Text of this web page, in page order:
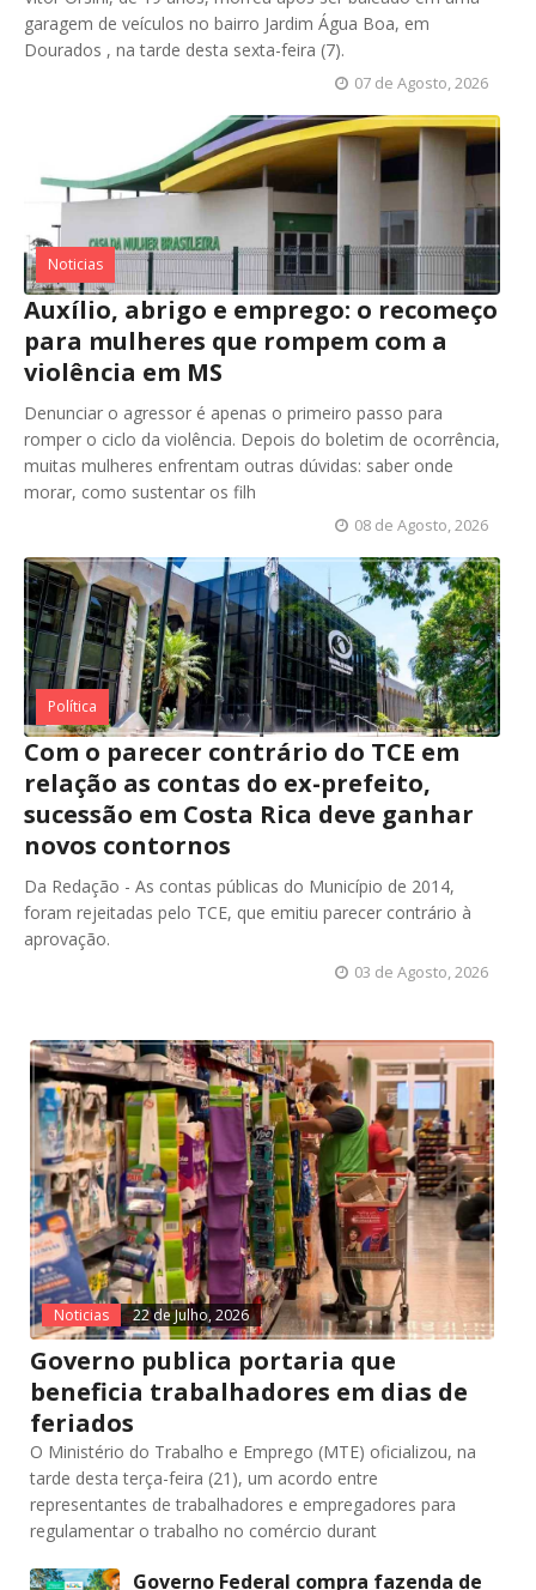
garagem de veículos no bairro Jardim Água Boa, em
Dourados , na tarde desta sexta-feira (7).
07 de Agosto, 2026
Noticias
Auxílio, abrigo e emprego: o recomeço
para mulheres que rompem com a
violência em MS
Denunciar o agressor é apenas o primeiro passo para
romper o ciclo da violência. Depois do boletim de ocorrência,
muitas mulheres enfrentam outras dúvidas: saber onde
morar, como sustentar os filh
08 de Agosto, 2026
Política
Com o parecer contrário do TCE em
relação as contas do ex-prefeito,
sucessão em Costa Rica deve ganhar
novos contornos
Da Redação - As contas públicas do Município de 2014,
foram rejeitadas pelo TCE, que emitiu parecer contrário à
aprovação.
03 de Agosto, 2026
Noticias 22 de Julho, 2026
Governo publica portaria que
beneficia trabalhadores em dias de
feriados
O Ministério do Trabalho e Emprego (MTE) oficializou, na
tarde desta terça-feira (21), um acordo entre
representantes de trabalhadores e empregadores para
regulamentar o trabalho no comércio durant
Governo Federal compra fazenda de